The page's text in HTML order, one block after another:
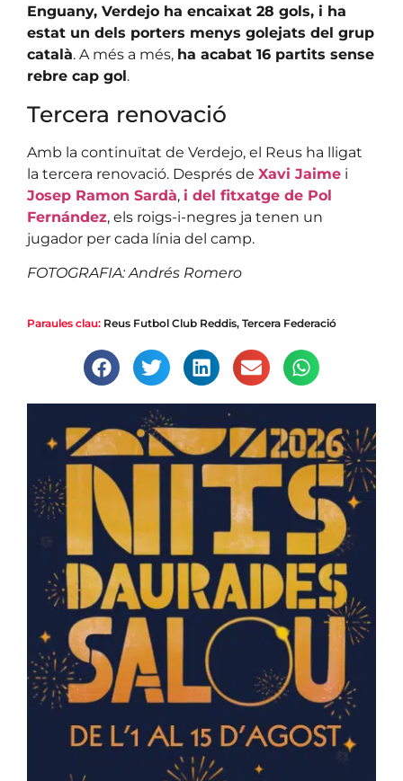
Enguany, Verdejo ha encaixat 28 gols, i ha
estat un dels porters menys golejats del grup
català. A més a més, ha acabat 16 partits sense
rebre cap gol.
Tercera renovació
Amb la continuïtat de Verdejo, el Reus ha lligat
la tercera renovació. Després de Xavi Jaime i
Josep Ramon Sardà, i del fitxatge de Pol
Fernández, els roigs-i-negres ja tenen un
jugador per cada línia del camp.
FOTOGRAFIA: Andrés Romero
Paraules clau: Reus Futbol Club Reddis, Tercera Federació